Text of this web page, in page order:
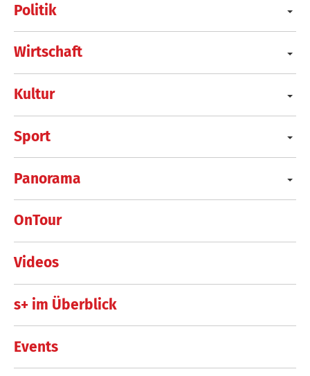
Politik
Wirtschaft
Kultur
Sport
Panorama
OnTour
Videos
s+ im Überblick
Events